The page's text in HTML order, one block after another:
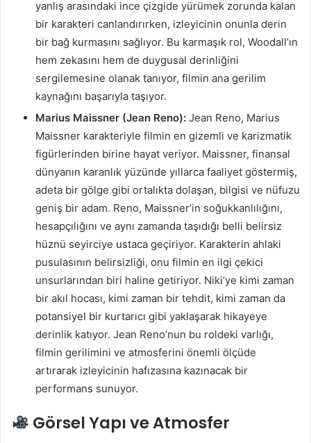
yanlış arasındaki ince çizgide yürümek zorunda kalan
bir karakteri canlandırırken, izleyicinin onunla derin
bir bağ kurmasını sağlıyor. Bu karmaşık rol, Woodall’ın
hem zekasını hem de duygusal derinliğini
sergilemesine olanak tanıyor, filmin ana gerilim
kaynağını başarıyla taşıyor.
Marius Maissner (Jean Reno): Jean Reno, Marius
Maissner karakteriyle filmin en gizemli ve karizmatik
figürlerinden birine hayat veriyor. Maissner, finansal
dünyanın karanlık yüzünde yıllarca faaliyet göstermiş,
adeta bir gölge gibi ortalıkta dolaşan, bilgisi ve nüfuzu
geniş bir adam. Reno, Maissner’in soğukkanlılığını,
hesapçılığını ve aynı zamanda taşıdığı belli belirsiz
hüznü seyirciye ustaca geçiriyor. Karakterin ahlaki
pusulasının belirsizliği, onu filmin en ilgi çekici
unsurlarından biri haline getiriyor. Niki’ye kimi zaman
bir akıl hocası, kimi zaman bir tehdit, kimi zaman da
potansiyel bir kurtarıcı gibi yaklaşarak hikayeye
derinlik katıyor. Jean Reno’nun bu roldeki varlığı,
filmin gerilimini ve atmosferini önemli ölçüde
artırarak izleyicinin hafızasına kazınacak bir
performans sunuyor.
Görsel Yapı ve Atmosfer